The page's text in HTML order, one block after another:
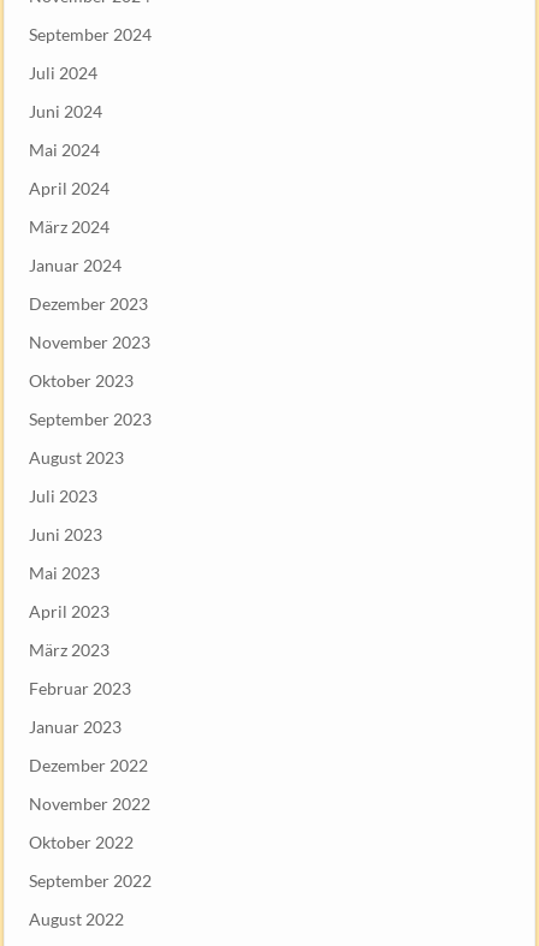
September 2024
Juli 2024
Juni 2024
Mai 2024
April 2024
März 2024
Januar 2024
Dezember 2023
November 2023
Oktober 2023
September 2023
August 2023
Juli 2023
Juni 2023
Mai 2023
April 2023
März 2023
Februar 2023
Januar 2023
Dezember 2022
November 2022
Oktober 2022
September 2022
August 2022